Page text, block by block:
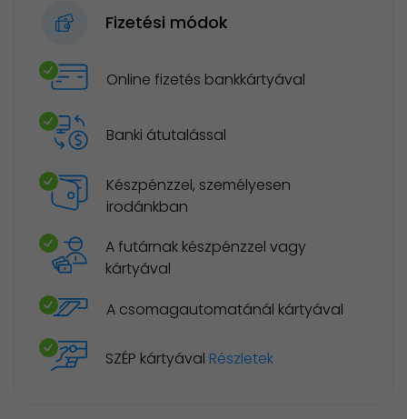
Fizetési módok
Online fizetés bankkártyával
Banki átutalással
Készpénzzel, személyesen
irodánkban
A futárnak készpénzzel vagy
kártyával
A csomagautomatánál kártyával
SZÉP kártyával Részletek